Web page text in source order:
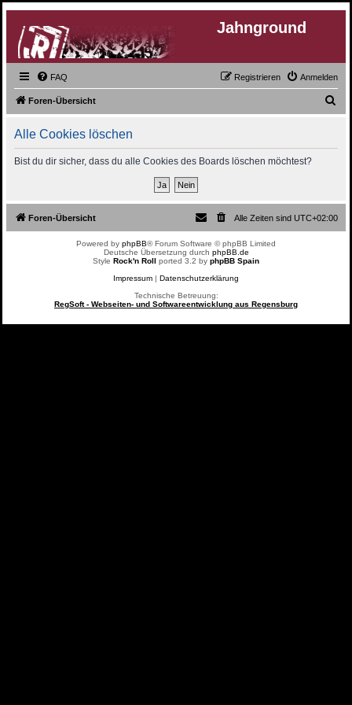
Jahnground
FAQ Anmelden
Registrieren
Foren-Übersicht
Alle Cookies löschen
Bist du dir sicher, dass du alle Cookies des Boards löschen möchtest?
Foren-Übersicht Alle Zeiten sind UTC+02:00
Powered by phpBB® Forum Software © phpBB Limited
Deutsche Übersetzung durch phpBB.de
Style Rock'n Roll ported 3.2 by phpBB Spain
Impressum | Datenschutzerklärung
Technische Betreuung:
RegSoft - Webseiten- und Softwareentwicklung aus Regensburg